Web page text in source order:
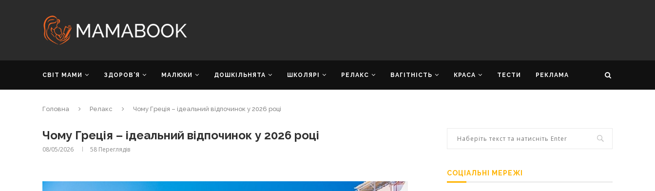
СВІТ МАМИ ЗДОРОВ’Я МАЛЮКИ ДОШКІЛЬНЯТА ШКОЛЯРІ РЕЛАКС ВАГІТНІСТЬ КРАСА ТЕСТИ РЕКЛАМА
Головна Релакс Чому Греція – ідеальний відпочинок у 2026 році
Чому Греція – ідеальний відпочинок у 2026 році
08/05/2026 58 Переглядів
СОЦІАЛЬНІ МЕРЕЖІ